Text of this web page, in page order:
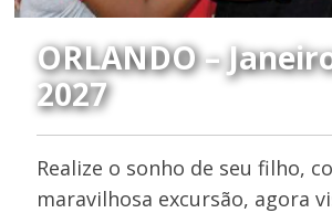
ORLANDO –
2027
Realize o sonho de seu filho,
maravilhosa excursão, agora